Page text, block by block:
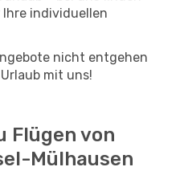
Ihre individuellen
nicht entgehen
mit uns!
Flügen von
Mülhausen